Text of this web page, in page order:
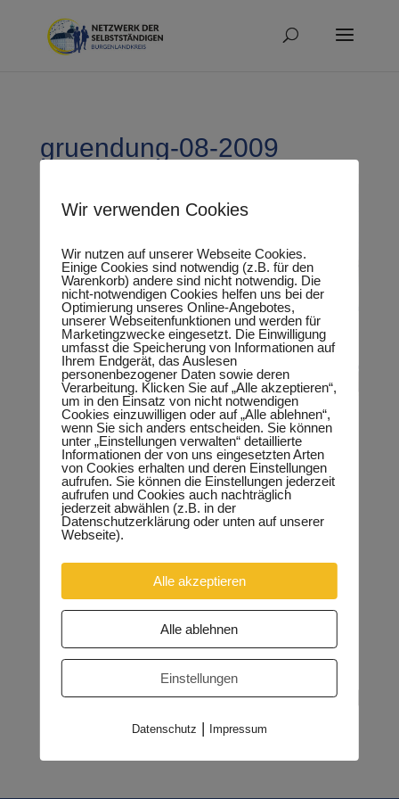
gruendung-08-2009
Wir verwenden Cookies
Wir nutzen auf unserer Webseite Cookies.
Einige Cookies sind notwendig (z.B. für den
Warenkorb) andere sind nicht notwendig. Die
nicht-notwendigen Cookies helfen uns bei der
Optimierung unseres Online-Angebotes,
unserer Webseitenfunktionen und werden für
Marketingzwecke eingesetzt. Die Einwilligung
umfasst die Speicherung von Informationen auf
Ihrem Endgerät, das Auslesen
personenbezogener Daten sowie deren
Verarbeitung. Klicken Sie auf „Alle akzeptieren“,
um in den Einsatz von nicht notwendigen
Cookies einzuwilligen oder auf „Alle ablehnen“,
wenn Sie sich anders entscheiden. Sie können
unter „Einstellungen verwalten“ detaillierte
Informationen der von uns eingesetzten Arten
von Cookies erhalten und deren Einstellungen
aufrufen. Sie können die Einstellungen jederzeit
aufrufen und Cookies auch nachträglich
jederzeit abwählen (z.B. in der
Datenschutzerklärung oder unten auf unserer
Webseite).
Alle akzeptieren
Alle ablehnen
Einstellungen
Datenschutz | Impressum